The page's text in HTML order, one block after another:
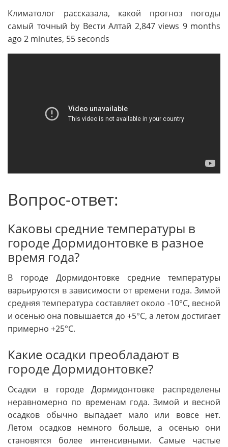
Климатолог рассказала, какой прогноз погоды
самый точный by Вести Алтай 2,847 views 9 months
ago 2 minutes, 55 seconds
Вопрос-ответ:
Каковы средние температуры в
городе Дормидонтовке в разное
время года?
В городе Дормидонтовке средние температуры
варьируются в зависимости от времени года. Зимой
средняя температура составляет около -10°C, весной
и осенью она повышается до +5°C, а летом достигает
примерно +25°C.
Какие осадки преобладают в
городе Дормидонтовке?
Осадки в городе Дормидонтовке распределены
неравномерно по временам года. Зимой и весной
осадков обычно выпадает мало или вовсе нет.
Летом осадков немного больше, а осенью они
становятся более интенсивными. Самые частые